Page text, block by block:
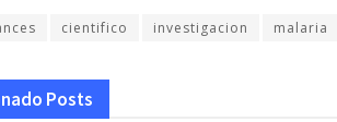
cientifico investigacion malaria
Posts